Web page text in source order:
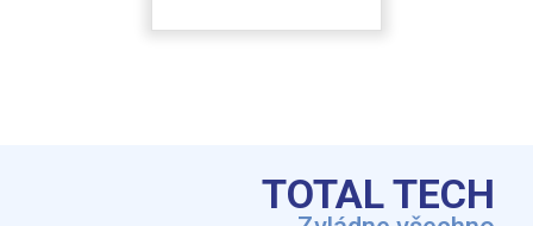
TOTAL TECH